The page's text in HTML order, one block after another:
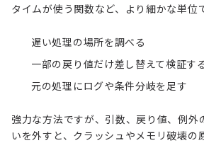
タイムが使う関数など、より細かな単位
遅い処理の場所を調べる
一部の戻り値だけ差し替えて検証す
元の処理にログや条件分岐を足す
強力な方法ですが、引数、戻り値、例外
いを外すと、クラッシュやメモリ破壊の